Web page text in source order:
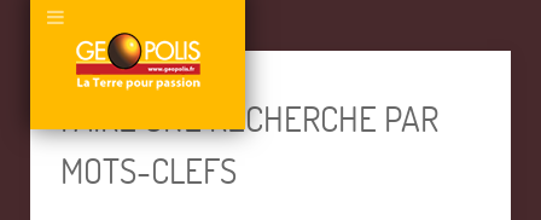
FAIRE UNE RECHERCHE PAR
MOTS-CLEFS